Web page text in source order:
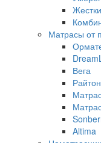
Матрасы от
Вега
Райтон
Altima